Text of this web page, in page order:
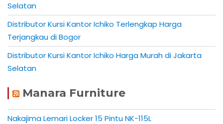
Selatan
Distributor Kursi Kantor Ichiko Terlengkap Harga
Terjangkau di Bogor
Distributor Kursi Kantor Ichiko Harga Murah di Jakarta
Selatan
Manara Furniture
Nakajima Lemari Locker 15 Pintu NK-115L